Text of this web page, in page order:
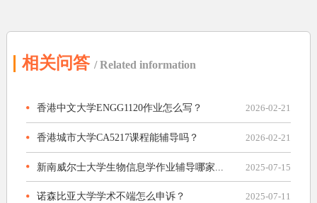
相关问答 / Related information
香港中文大学ENGG1120作业怎么写？ 2026-02-21
香港城市大学CA5217课程能辅导吗？ 2026-02-21
新南威尔士大学生物信息学作业辅导哪家... 2025-07-15
诺森比亚大学学术不端怎么申诉？ 2025-07-11